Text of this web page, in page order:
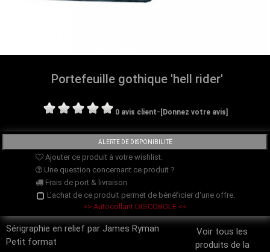
Portefeuille gothique 'hell rider'
0 avis client- [Donnez votre avis]
Ajouter ce produit à votre wishlist.
Une question concernant ce produit ?
Frais de port & livraison
L'achat de ce produit permet de bénéficier d'une offre:
>> Autocollant DISCOBOLE <<
Voir tous les
produits de la
Sérigraphie en relief par James Ryman
Petit format